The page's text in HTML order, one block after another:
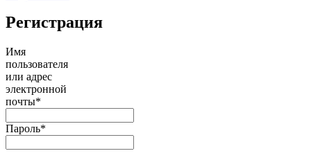
Регистрация
Имя
пользователя
или адрес
электронной
почты*
Пароль*